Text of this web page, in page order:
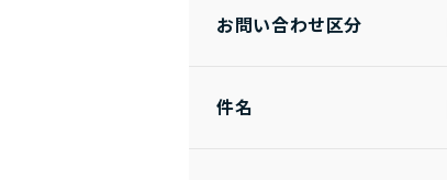
お問い合わせ区分
件名